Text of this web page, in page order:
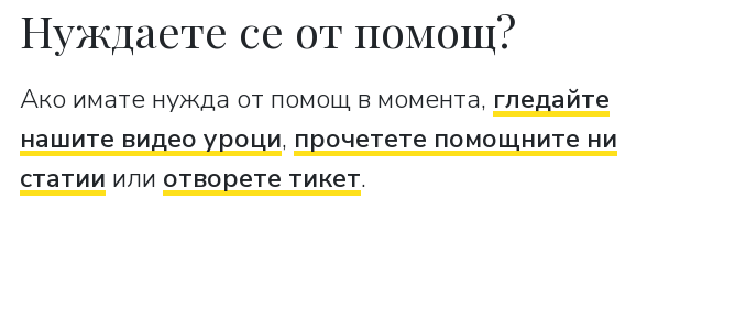
Нуждаете се от помощ?
Ако имате нужда от помощ в момента, гледайте
нашите видео уроци, прочетете помощните ни
статии или отворете тикет.